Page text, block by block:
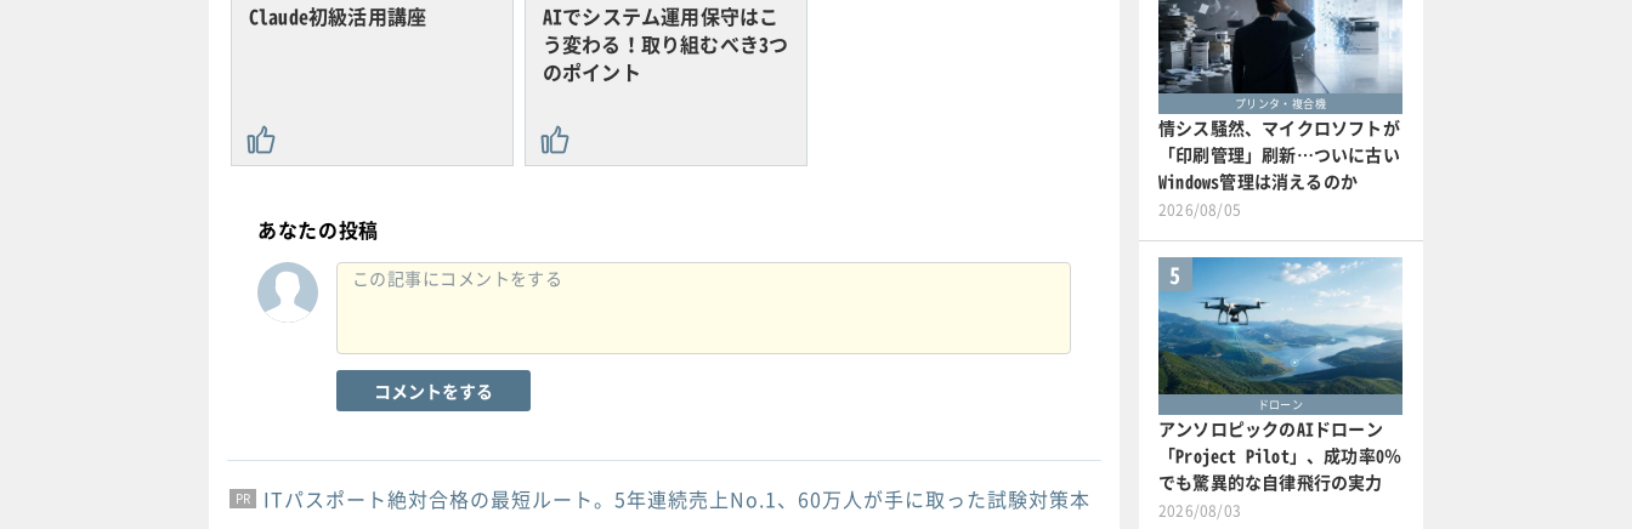
Claude初級活用講座
AIでシステム運用保守はこ
う変わる！取り組むべき3つ
のポイント
あなたの投稿
コメントをする
PR
PR
PR ITパスポート絶対合格の最短ルート。5年連続売上No.1、60万人が手に取った試験対策本
プリンタ・複合機
情シス騒然、マイクロソフトが
「印刷管理」刷新…ついに古い
Windows管理は消えるのか
2026/08/05
5
ドローン
アンソロピックのAIドローン
「Project Pilot」、成功率0％
でも驚異的な自律飛行の実力
2026/08/03